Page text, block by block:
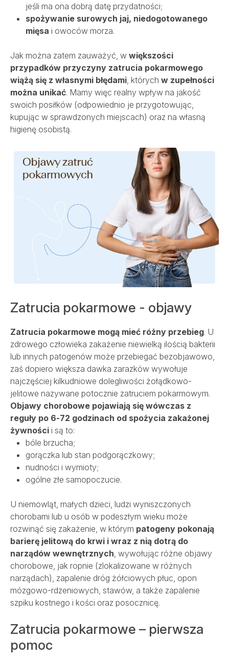
jeśli ma ona dobrą datę przydatności;
spożywanie surowych jaj, niedogotowanego
mięsa i owoców morza.
Jak można zatem zauważyć, w większości
przypadków przyczyny zatrucia pokarmowego
wiążą się z własnymi błędami , których w zupełności
można unikać. Mamy więc realny wpływ na jakość
swoich posiłków (odpowiednio je przygotowując,
kupując w sprawdzonych miejscach) oraz na własną
higienę osobistą.
Zatrucia pokarmowe - objawy
Zatrucia pokarmowe mogą mieć różny przebieg. U
zdrowego człowieka zakażenie niewielką ilością bakterii
lub innych patogenów może przebiegać bezobjawowo,
zaś dopiero większa dawka zarazków wywołuje
najczęściej kilkudniowe dolegliwości żołądkowo-
jelitowe nazywane potocznie zatruciem pokarmowym.
Objawy chorobowe pojawiają się wówczas z
reguły po 6-72 godzinach od spożycia zakażonej
żywności i są to:
bóle brzucha;
gorączka lub stan podgorączkowy;
nudności i wymioty;
ogólne złe samopoczucie.
U niemowląt, małych dzieci, ludzi wyniszczonych
chorobami lub u osób w podeszłym wieku może
rozwinąć się zakażenie, w którym patogeny pokonają
barierę jelitową do krwi i wraz z nią dotrą do
narządów wewnętrznych, wywołując różne objawy
chorobowe, jak ropnie (zlokalizowane w różnych
narządach), zapalenie dróg żółciowych płuc, opon
mózgowo-rdzeniowych, stawów, a także zapalenie
szpiku kostnego i kości oraz posocznicę.
Zatrucia pokarmowe – pierwsza
pomoc